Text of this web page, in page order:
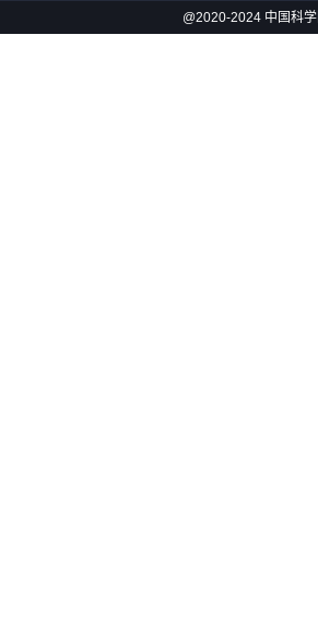
@2020-2024 中国科